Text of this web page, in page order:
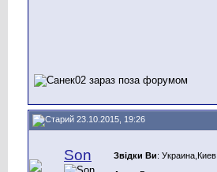
23.10.2015, 19:26
Son Звідки Ви: Украина,Киев